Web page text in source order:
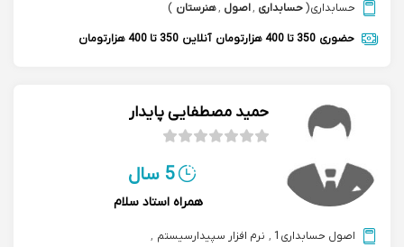
حسابداری(حسابداری ,اصول ,هنرستان )
حضوری 350 تا 400 هزارتومان آنلاین 350 تا 400 هزارتومان
حمید مصطفایی پایدار
5 سال
همراه استاد سلام
اصول حسابداری1 , نرم افزار سپیدارسیستم ,